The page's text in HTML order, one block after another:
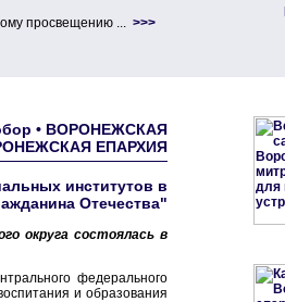
просвещению ... >>>
• ВОРОНЕЖСКАЯ
ЕПАРХИЯ
институтов в
Отечества"
округа состоялась в
федерального
и образования